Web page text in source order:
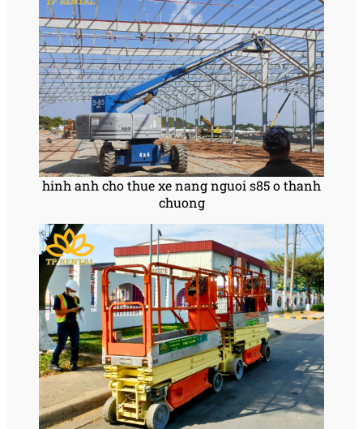
hinh anh cho thue xe nang nguoi s85 o thanh
chuong